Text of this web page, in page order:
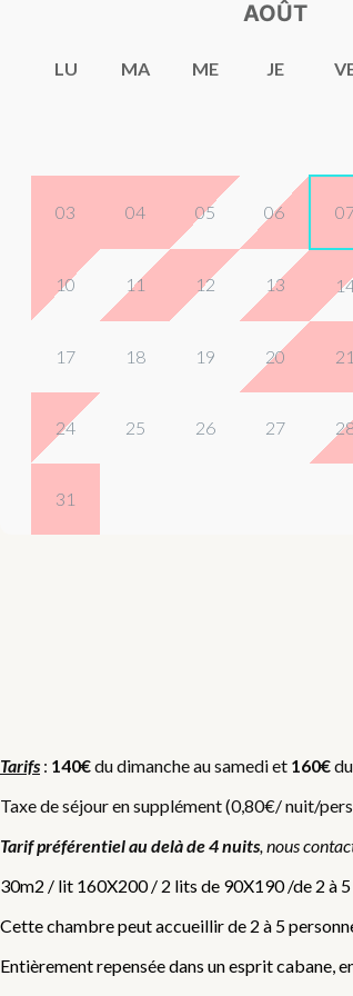
AOÛT
LU MA ME JE
03 04 05 06
10 11 12 13
17 18 19 20 21
24 25 26 27
31
Tarifs : 140€du dimanche au samedi et 160€
Taxe de séjour en supplément (0,80€/ nuit/
Tarif préférentiel au delà de 4 nuits, nous
30m2 / lit 160X200 / 2 lits de 90X190 /de 2 à 5
Cette chambre peut accueillir de 2 à 5
Entièrement repensée dans un esprit cabane,